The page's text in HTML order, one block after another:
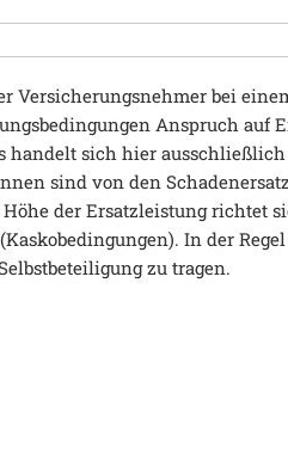
Versicherungsnehmer bei
Anspruch auf
handelt sich hier
sind von den
der Ersatzleistung richtet
In der
zu tragen.